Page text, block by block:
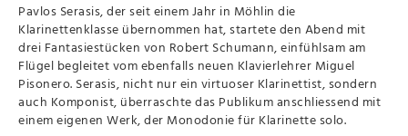
Pavlos Serasis, der seit einem Jahr in Möhlin die
Klarinettenklasse übernommen hat, startete den Abend mit
drei Fantasiestücken von Robert Schumann, einfühlsam am
Flügel begleitet vom ebenfalls neuen Klavierlehrer Miguel
Pisonero. Serasis, nicht nur ein virtuoser Klarinettist, sondern
auch Komponist, überraschte das Publikum anschliessend mit
einem eigenen Werk, der Monodonie für Klarinette solo.